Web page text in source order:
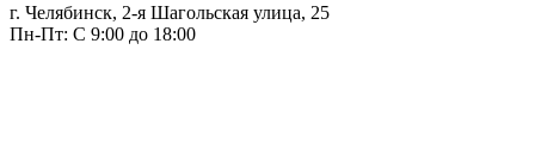
г. Челябинск, 2-я Шагольская улица, 25
Пн-Пт: С 9:00 до 18:00